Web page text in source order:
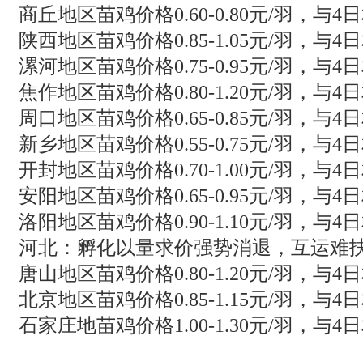
商丘地区苗鸡价格0.60-0.80元/羽，与4
陕西地区苗鸡价格0.85-1.05元/羽，与4
漯河地区苗鸡价格0.75-0.95元/羽，与4
焦作地区苗鸡价格0.80-1.20元/羽，与4
周口地区苗鸡价格0.65-0.85元/羽，与4
新乡地区苗鸡价格0.55-0.75元/羽，与4
开封地区苗鸡价格0.70-1.00元/羽，与4
安阳地区苗鸡价格0.65-0.95元/羽，与4
洛阳地区苗鸡价格0.90-1.10元/羽，与4
河北：孵化以量求价强势消退，互运难
唐山地区苗鸡价格0.80-1.20元/羽，与4
北京地区苗鸡价格0.85-1.15元/羽，与4
石家庄地苗鸡价格1.00-1.30元/羽，与4